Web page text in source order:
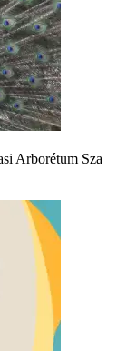
Arborétum Sza